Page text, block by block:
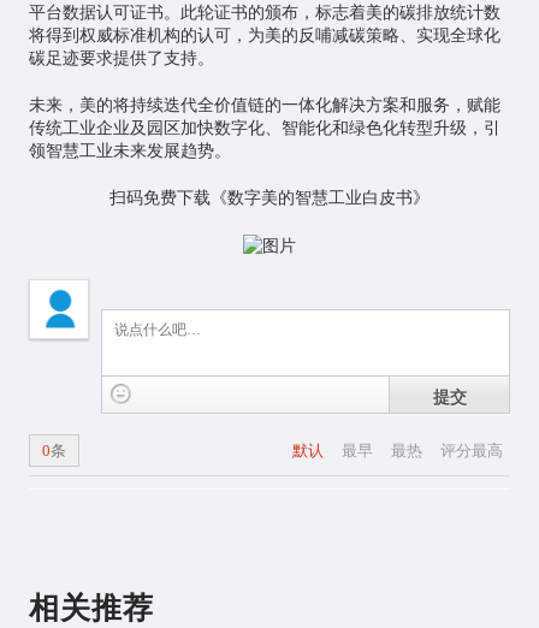
平台数据认可证书。此轮证书的颁布，标志着美的碳排放统计数
将得到权威标准机构的认可，为美的反哺减碳策略、实现全球化
碳足迹要求提供了支持。
未来，美的将持续迭代全价值链的一体化解决方案和服务，赋能
传统工业企业及园区加快数字化、智能化和绿色化转型升级，引
领智慧工业未来发展趋势。
扫码免费下载《数字美的智慧工业白皮书》
提交
默认 最早 最热 评分最高
0条
相关推荐